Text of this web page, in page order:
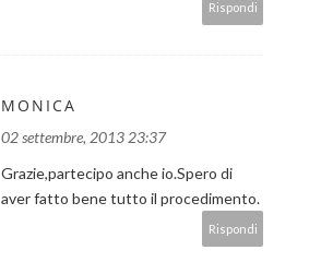
Rispondi
MONICA
02 settembre, 2013 23:37
Grazie,partecipo anche io.Spero di
aver fatto bene tutto il procedimento.
Rispondi